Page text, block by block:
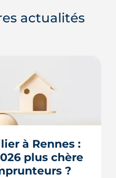
actualités
à Rennes :
plus chère
?